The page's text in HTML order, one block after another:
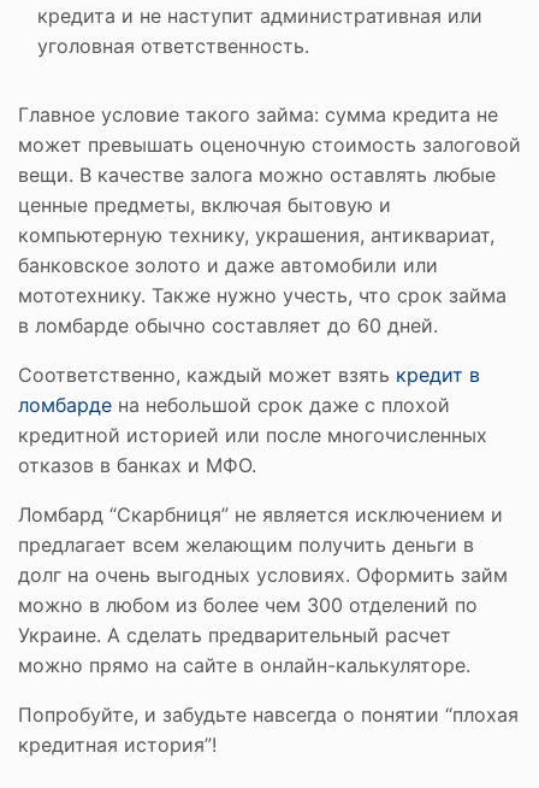
кредита и не наступит административная или
уголовная ответственность.
Главное условие такого займа: сумма кредита не
может превышать оценочную стоимость залоговой
вещи. В качестве залога можно оставлять любые
ценные предметы, включая бытовую и
компьютерную технику, украшения, антиквариат,
банковское золото и даже автомобили или
мототехнику. Также нужно учесть, что срок займа
в ломбарде обычно составляет до 60 дней.
Соответственно, каждый может взять кредит в
ломбарде на небольшой срок даже с плохой
кредитной историей или после многочисленных
отказов в банках и МФО.
Ломбард “Скарбниця” не является исключением и
предлагает всем желающим получить деньги в
долг на очень выгодных условиях. Оформить займ
можно в любом из более чем 300 отделений по
Украине. А сделать предварительный расчет
можно прямо на сайте в онлайн-калькуляторе.
Попробуйте, и забудьте навсегда о понятии “плохая
кредитная история”!